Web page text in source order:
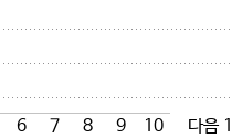
6 7 8 9 10 다음